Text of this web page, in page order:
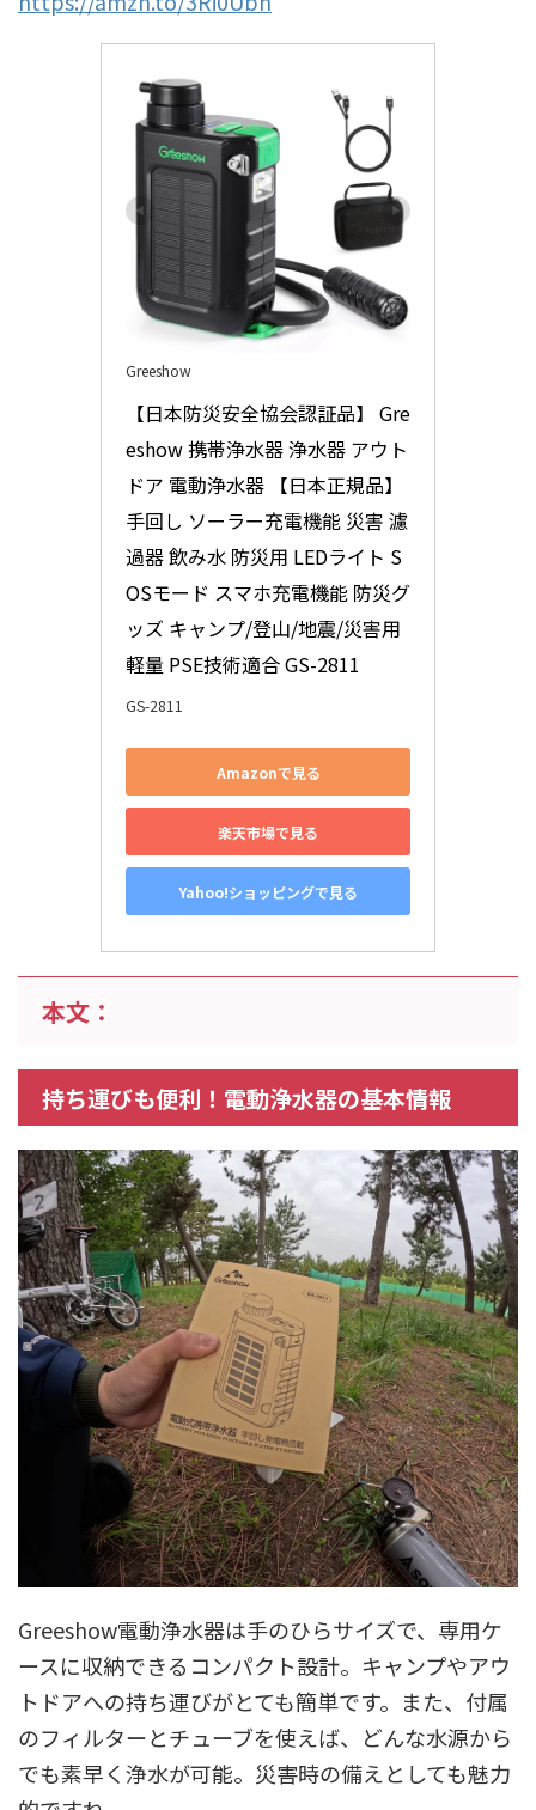
Greeshow
【日本防災安全協会認証品】 Gre
eshow 携帯浄水器 浄水器 アウト
ドア 電動浄水器 【日本正規品】
手回し ソーラー充電機能 災害 濾
過器 飲み水 防災用 LEDライト S
OSモード スマホ充電機能 防災グ
ッズ キャンプ/登山/地震/災害用
軽量 PSE技術適合 GS-2811
GS-2811
Amazonで見る
楽天市場で見る
Yahoo!ショッピングで見る
本文：
持ち運びも便利！電動浄水器の基本情報
Greeshow電動浄水器は手のひらサイズで、専用ケ
ースに収納できるコンパクト設計。キャンプやアウ
トドアへの持ち運びがとても簡単です。また、付属
のフィルターとチューブを使えば、どんな水源から
でも素早く浄水が可能。災害時の備えとしても魅力